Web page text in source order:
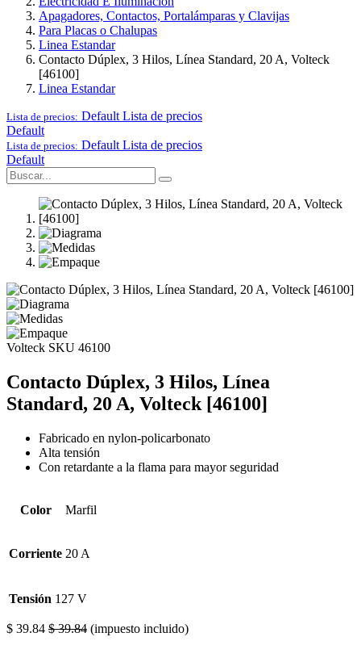
Apagadores, Contactos, Portalámparas y Clavijas
Para Placas o Chalupas
Linea Estandar
Contacto Dúplex, 3 Hilos, Línea Standard, 20 A, Volteck
[46100]
Linea Estandar
Lista de precios: Default Lista de precios
Default
Lista de precios: Default Lista de precios
Default
Volteck SKU 46100
Contacto Dúplex, 3 Hilos, Línea
Standard, 20 A, Volteck [46100]
Fabricado en nylon-policarbonato
Alta tensión
Con retardante a la flama para mayor seguridad
Color Marfil
Corriente 20 A
Tensión 127 V
$ 39.84 $39.84 (impuesto incluido)